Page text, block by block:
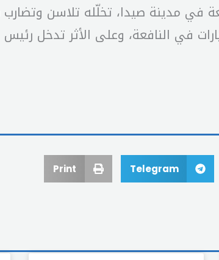
في مدينة صيدا، تخلّله تلاسن
في النافعة، وعلى الأثر تدخل
Telegram
Print